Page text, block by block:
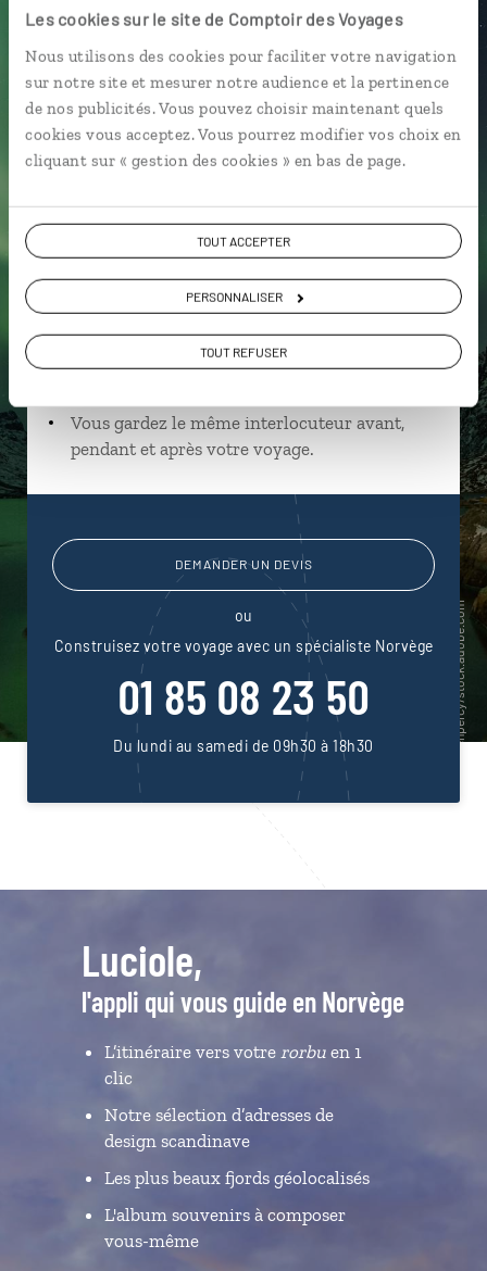
Les cookies sur le site de Comptoir des Voyages
Nous utilisons des cookies pour faciliter votre navigation
sur notre site et mesurer notre audience et la pertinence
de nos publicités. Vous pouvez choisir maintenant quels
cookies vous acceptez. Vous pourrez modifier vos choix en
cliquant sur « gestion des cookies » en bas de page.
TOUT ACCEPTER
PERSONNALISER
TOUT REFUSER
Manon,
spécialiste Norvège
spécialistes
près de vos envies et de la réalité du pays.
Échangez en face à face ou depuis nos studios
connectés en agence, mais aussi par email ou
Vous gardez le même interlocuteur avant,
pendant et après votre voyage.
DEMANDER UN DEVIS
ou
Construisez votre voyage avec un spécialiste Norvège
01 85 08 23 50
Du lundi au samedi de 09h30 à 18h30
Luciole,
l'appli qui vous guide en Norvège
L’itinéraire vers votre rorbuen 1
clic
Notre sélection d’adresses de
design scandinave
Les plus beaux fjords géolocalisés
L'album souvenirs à composer
vous-même